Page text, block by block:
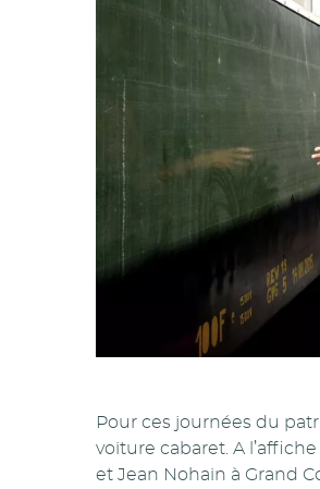
Pour ces journées du
voiture cabaret. A
et Jean Nohain à Grand